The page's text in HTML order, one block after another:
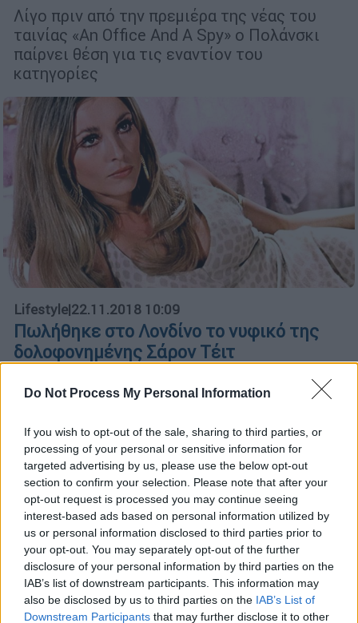
Do Not Process My Personal Information
If you wish to opt-out of the sale, sharing to third parties, or
processing of your personal or sensitive information for
targeted advertising by us, please use the below opt-out
section to confirm your selection. Please note that after your
opt-out request is processed you may continue seeing
interest-based ads based on personal information utilized by
us or personal information disclosed to third parties prior to
your opt-out. You may separately opt-out of the further
disclosure of your personal information by third parties on the
IAB’s list of downstream participants. This information may
also be disclosed by us to third parties on the IAB’s List of
Downstream Participants that may further disclose it to other
Λίγο πριν από την πρεμιέρα της νέας του
ταινίας «An Office And A Spy» ο Πολάνσκι
παίρνει θέση για τις εναντίον του
κατηγορίες
Lifestyle|22.11.2018 10:09
Πωλήθηκε στο Λονδίνο το νυφικό της
δολοφονημένης Σάρον Τέιτ
Το επόμενο καλοκαίρι συμπληρώνονται 50
χρόνια από τον θάνατο της ηθοποιού
ΑΛΛΑ #TAGS
δολοφονία
Χόλιγουντ
δημοπρασία
φεστιβάλ Βενετίας
Ρομάν Πολάνσκι
Κάποτε στο Χόλιγουντ
ειδήσεις τώρα